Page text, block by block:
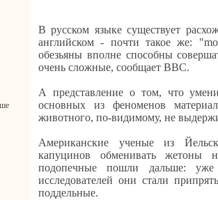
В русском языке существует
английском - почти такое же:
обезьяны вполне способны
очень сложные, сообщает ВВС.
А представление о том, что
основных из феноменов
животного, по-видимому, не
Американские ученые из
капуцинов обменивать
подопечные пошли дальше:
исследователей они стали
поддельные.